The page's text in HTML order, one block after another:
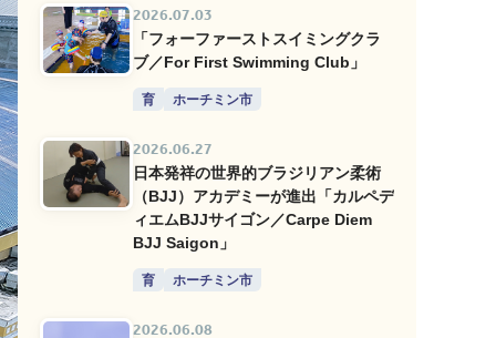
2026.07.03
「フォーファーストスイミングクラ
ブ／For First Swimming Club」
育 ホーチミン市
2026.06.27
日本発祥の世界的ブラジリアン柔術
（BJJ）アカデミーが進出「カルペデ
ィエムBJJサイゴン／Carpe Diem
BJJ Saigon」
育 ホーチミン市
2026.06.08